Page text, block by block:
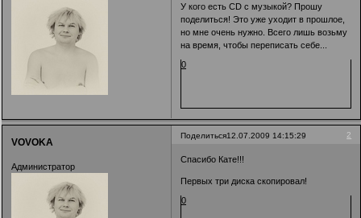
У кого есть CD с музыкой? Прошу
поделиться! Это уже уходит в прошлое,
но мне очень нужно. Всего лишь возьму
на время, чтобы переписать себе...
0
Поделиться 2
12.07.2009 14:15:29
VOVOKA
Администратор
Спасибо Кате!!!
Первых три диска скопировал!
0